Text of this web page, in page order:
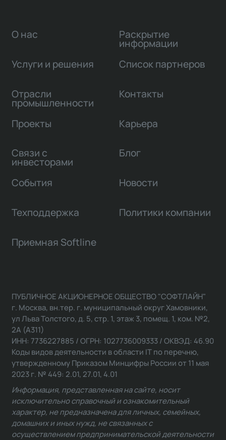
О нас
Услуги и решения
Отрасли
промышленности
Проекты
Связи с
инвесторами
Раскрытие
информации
Список партнеров
Контакты
Карьера
Блог
События Новости
Техподдержка Политики компании
Приемная Softline
ПУБЛИЧНОЕ АКЦИОНЕРНОЕ ОБЩЕСТВО "СОФТЛАЙН"
г. Москва, вн.тер. г. муниципальный округ Хамовники,
ул Льва Толстого, д. 5, стр. 1, этаж 3, помещ. 1, ком. №2,
2А (А311)
ИНН: 7736227885 / ОГРН: 1027736009333 / ОКВЭД: 46.90
Коды видов деятельности в области IT по перечню,
утвержденному Приказом Минцифры России от 11 мая
2023 г. № 449: 2.01, 27.01, 4.01
Информация, представленная на сайте, носит
исключительно справочный и ознакомительный
характер, не предназначена для личных, семейных,
домашних и иных нужд, не связанных с
осуществлением предпринимательской деятельности